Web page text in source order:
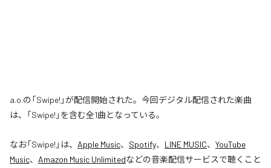
a.o.の「Swipe!」が配信開始された。今回デジタル配信された楽曲
は、「Swipe!」を含む全1曲となっている。
なお「Swipe! 」は、 Apple Music、 Spotify、 LINE MUSIC、 YouTube
Music、 Amazon Music Unlimitedなどの音楽配信サービスで聴くこと